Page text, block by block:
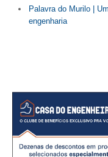
Palavra do Murilo |
engenharia